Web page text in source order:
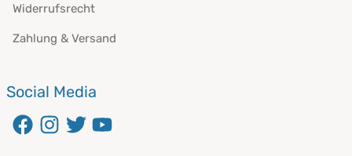
Widerrufsrecht
Zahlung & Versand
Social Media